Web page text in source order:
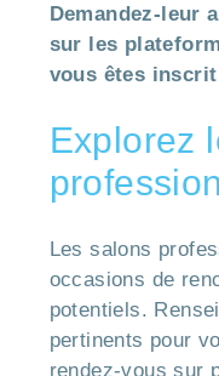
Demandez-leur
sur les
vous êtes inscrit
Explorez
Les salons
occasions de
potentiels.
pertinents pour
rendez-vous sur